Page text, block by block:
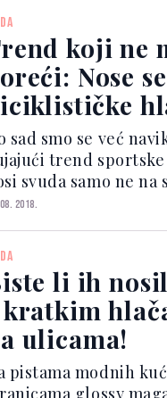
kostima za sve
provesti izlež...
koji ne
Nose se
sad smo se već
trend sportske
svuda samo ne na
da će
in, zaista
uvjeri...
2018.
li ih
kratkim
ulicama!
pistama modnih